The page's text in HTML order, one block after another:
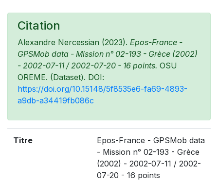
Citation
Alexandre Nercessian (2023). Epos-France -
GPSMob data - Mission n° 02-193 - Grèce (2002)
- 2002-07-11 / 2002-07-20 - 16 points. OSU
OREME. (Dataset). DOI:
https://doi.org/10.15148/5f8535e6-fa69-4893-
a9db-a34419fb086c
Titre
Epos-France - GPSMob data
- Mission n° 02-193 - Grèce
(2002) - 2002-07-11 / 2002-
07-20 - 16 points